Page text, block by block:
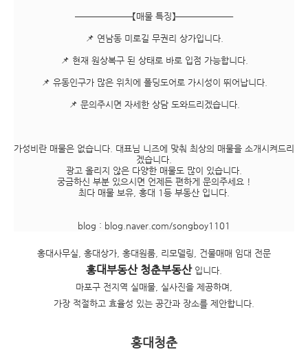
━━━━━━━【매물 특징】━━━━━━━
📌 연남동 미로길 무권리 상가입니다.
📌 현재 원상복구 된 상태로 바로 입점 가능합니다.
📌 유동인구가 많은 위치에 폴딩도어로 가시성이 뛰어납니다.
📌 문의주시면 자세한 상담 도와드리겠습니다.
가성비란 매물은 없습니다. 대표님 니즈에 맞춰 최상의 매물을 소개시켜드리
겠습니다.
광고 올리지 않은 다양한 매물도 많이 있습니다.
궁금하신 부분 있으시면 언제든 편하게 문의주세요 !
최다 매물 보유, 홍대 1등 부동산 입니다.
blog : blog.naver.com/songboy1101
홍대사무실, 홍대상가, 홍대원룸, 리모델링, 건물매매 임대 전문
홍대부동산 청춘부동산입니다.
마포구 전지역 실매물, 실사진을 제공하며,
가장 적절하고 효율성 있는 공간과 장소를 제안합니다.
홍대청춘